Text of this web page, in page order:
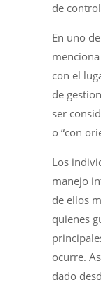
de
En uno
con el
de
ser
o “con
Los
manejo
de ellos
quienes
ocurre.
dado